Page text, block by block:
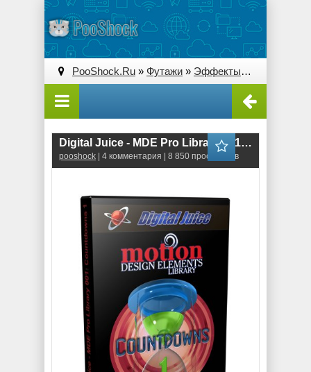
PooShock.Ru » Футажи » Эффекты» Digital Juice
Digital Juice - MDE Pro Library 001: Countdowns 1
pooshock | 4 комментария | 8 850 просмотров